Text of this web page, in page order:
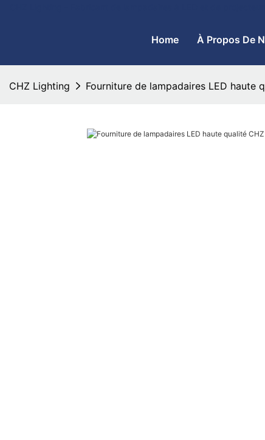
Home À Propos De
CHZ Lighting Fourniture de lampadaires LED haute